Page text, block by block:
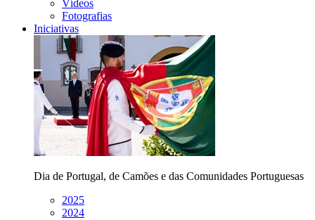
Vídeos
Fotografias
Iniciativas
Dia de Portugal, de Camões e das Comunidades Portuguesas
2025
2024